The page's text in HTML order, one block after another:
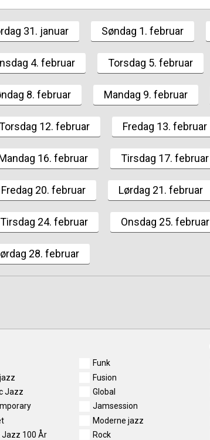
31. januar Søndag 1. februar
4. februar Torsdag 5. februar
8. februar Mandag 9. februar
12. februar Fredag 13. februar
16. februar Tirsdag 17. februar
Fredag 20. februar Lørdag 21. februar
Tirsdag 24. februar Onsdag 25. februar
28. februar
Jazz
Jazz 100 År
Funk
Fusion
Global
Jamsession
Moderne jazz
Rock